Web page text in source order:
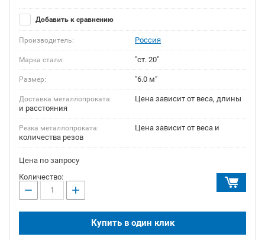
Добавить к сравнению
Производитель: Россия
Марка стали: "ст. 20"
Размер: "6.0 м"
Доставка металлопроката:
Цена зависит от веса, длины
и расстояния
Резка металлопроката:
Цена зависит от веса и
количества резов
Цена по запросу
Количество:
− +
Купить в один клик